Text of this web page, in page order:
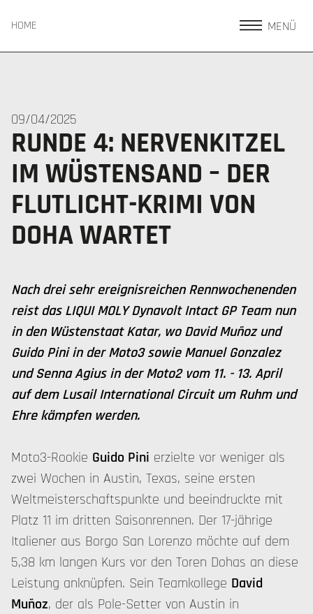
HOME MENÜ
09/04/2025
RUNDE 4: NERVENKITZEL
IM WÜSTENSAND – DER
FLUTLICHT-KRIMI VON
DOHA WARTET
Nach drei sehr ereignisreichen Rennwochenenden
reist das LIQUI MOLY Dynavolt Intact GP Team nun
in den Wüstenstaat Katar, wo David Muñoz und
Guido Pini in der Moto3 sowie Manuel Gonzalez
und Senna Agius in der Moto2 vom 11. - 13. April
auf dem Lusail International Circuit um Ruhm und
Ehre kämpfen werden.
Moto3-Rookie Guido Pini erzielte vor weniger als
zwei Wochen in Austin, Texas, seine ersten
Weltmeisterschaftspunkte und beeindruckte mit
Platz 11 im dritten Saisonrennen. Der 17-jährige
Italiener aus Borgo San Lorenzo möchte auf dem
5,38 km langen Kurs vor den Toren Dohas an diese
Leistung anknüpfen. Sein Teamkollege David
Muñoz, der als Pole-Setter von Austin in